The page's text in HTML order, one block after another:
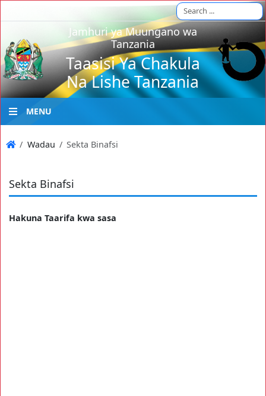
Jamhuri ya Muungano wa
Tanzania
Taasisi Ya Chakula
Na Lishe Tanzania
MENU
Wadau Sekta Binafsi
Sekta Binafsi
Hakuna Taarifa kwa sasa